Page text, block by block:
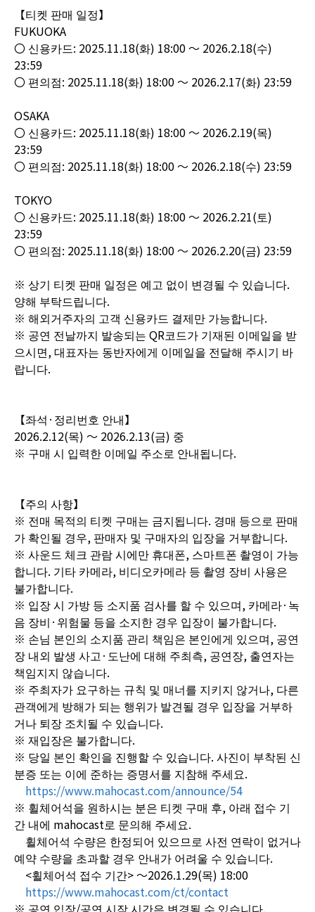
【티켓 판매 일정】
FUKUOKA
〇 신용카드: 2025.11.18(화) 18:00 ～ 2026.2.18(수)
23:59
〇 편의점: 2025.11.18(화) 18:00 ～ 2026.2.17(화) 23:59
OSAKA
〇 신용카드: 2025.11.18(화) 18:00 ～ 2026.2.19(목)
23:59
〇 편의점: 2025.11.18(화) 18:00 ～ 2026.2.18(수) 23:59
TOKYO
〇 신용카드: 2025.11.18(화) 18:00 ～ 2026.2.21(토)
23:59
〇 편의점: 2025.11.18(화) 18:00 ～ 2026.2.20(금) 23:59
※ 상기 티켓 판매 일정은 예고 없이 변경될 수 있습니다.
양해 부탁드립니다.
※ 해외거주자의 고객 신용카드 결제만 가능합니다.
※ 공연 전날까지 발송되는 QR코드가 기재된 이메일을 받
으시면, 대표자는 동반자에게 이메일을 전달해 주시기 바
랍니다.
【좌석·정리번호 안내】
2026.2.12(목) ～ 2026.2.13(금) 중
※ 구매 시 입력한 이메일 주소로 안내됩니다.
【주의 사항】
※ 전매 목적의 티켓 구매는 금지됩니다. 경매 등으로 판매
가 확인될 경우, 판매자 및 구매자의 입장을 거부합니다.
※ 사운드 체크 관람 시에만 휴대폰, 스마트폰 촬영이 가능
합니다. 기타 카메라, 비디오카메라 등 촬영 장비 사용은
불가합니다.
※ 입장 시 가방 등 소지품 검사를 할 수 있으며, 카메라·녹
음 장비·위험물 등을 소지한 경우 입장이 불가합니다.
※ 손님 본인의 소지품 관리 책임은 본인에게 있으며, 공연
장 내외 발생 사고·도난에 대해 주최측, 공연장, 출연자는
책임지지 않습니다.
※ 주최자가 요구하는 규칙 및 매너를 지키지 않거나, 다른
관객에게 방해가 되는 행위가 발견될 경우 입장을 거부하
거나 퇴장 조치될 수 있습니다.
※ 재입장은 불가합니다.
※ 당일 본인 확인을 진행할 수 있습니다. 사진이 부착된 신
분증 또는 이에 준하는 증명서를 지참해 주세요.
https://www.mahocast.com/announce/54
※ 휠체어석을 원하시는 분은 티켓 구매 후, 아래 접수 기
간 내에 mahocast로 문의해 주세요.
휠체어석 수량은 한정되어 있으므로 사전 연락이 없거나
예약 수량을 초과할 경우 안내가 어려울 수 있습니다.
<휠체어석 접수 기간> ～2026.1.29(목) 18:00
https://www.mahocast.com/ct/contact
※ 공연 입장/공연 시작 시간은 변경될 수 있습니다.